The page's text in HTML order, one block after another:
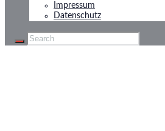
Impressum
Datenschutz